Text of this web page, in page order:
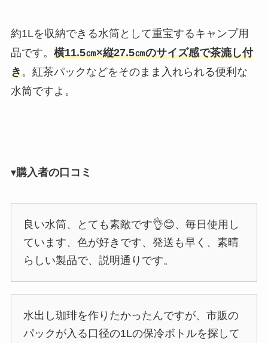
約1Lを収納できる水筒として重宝するキャンプ用
品です。 横11.5㎝×縦27.5㎝のサイズ感で茶漉し付
き。紅茶パックなどをそのまま入れられる便利な
水筒ですよ。
▾購入者の口コミ
良い水筒、とても素敵です👌😊、毎日使用し
ています、色が好きです、発送も早く、素晴
らしい製品で、説明通りです。
水出し珈琲を作りたかったんですが、市販の
パックが入る口径の1Lの保冷ボトルを探して